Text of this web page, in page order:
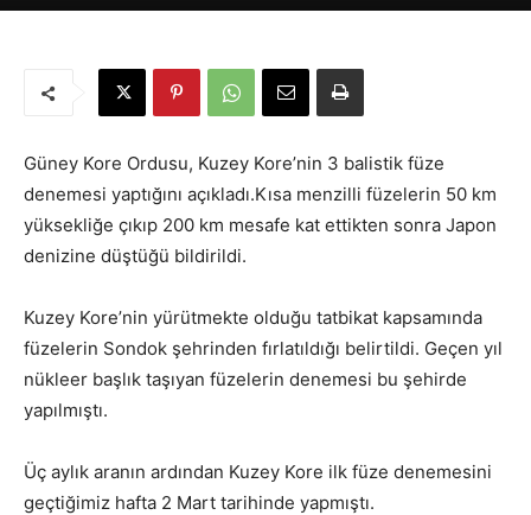
Güney Kore Ordusu, Kuzey Kore’nin 3 balistik füze
denemesi yaptığını açıkladı.Kısa menzilli füzelerin 50 km
yüksekliğe çıkıp 200 km mesafe kat ettikten sonra Japon
denizine düştüğü bildirildi.
Kuzey Kore’nin yürütmekte olduğu tatbikat kapsamında
füzelerin Sondok şehrinden fırlatıldığı belirtildi. Geçen yıl
nükleer başlık taşıyan füzelerin denemesi bu şehirde
yapılmıştı.
Üç aylık aranın ardından Kuzey Kore ilk füze denemesini
geçtiğimiz hafta 2 Mart tarihinde yapmıştı.